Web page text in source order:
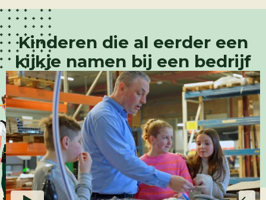
Kinderen die al eerder een
kijkje namen bij een bedrijf